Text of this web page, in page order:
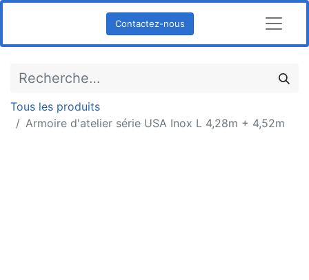
Contactez-nous
Tous les produits
Armoire d'atelier série USA Inox L 4,28m + 4,52m